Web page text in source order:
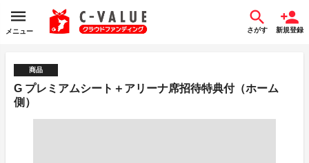
メニュー さがす 新規登録
商品
G プレミアムシート＋アリーナ席招待特典付（ホーム
側）